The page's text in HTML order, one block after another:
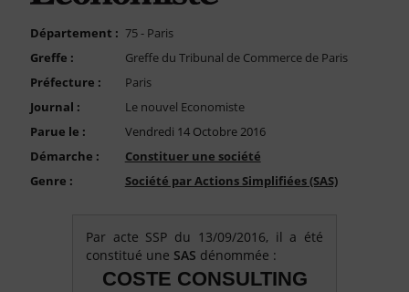
Compte PRO
Département : 75 - Paris
Greffe :
Greffe du Tribunal de Commerce de Paris
Préfecture :
Paris
Journal :
Le nouvel Economiste
Parue le :
Vendredi 14 Octobre 2016
Démarche :
Constituer une société
Genre :
Société par Actions Simplifiées (SAS)
Par acte SSP du 13/09/2016, il a été
constitué une SAS dénommée :
COSTE CONSULTING